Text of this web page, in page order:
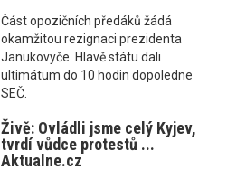
Část opozičních předáků žádá
okamžitou rezignaci prezidenta
Janukovyče. Hlavě státu dali
ultimátum do 10 hodin dopoledne
SEČ.
Živě: Ovládli jsme celý Kyjev,
tvrdí vůdce protestů ...
Aktualne.cz